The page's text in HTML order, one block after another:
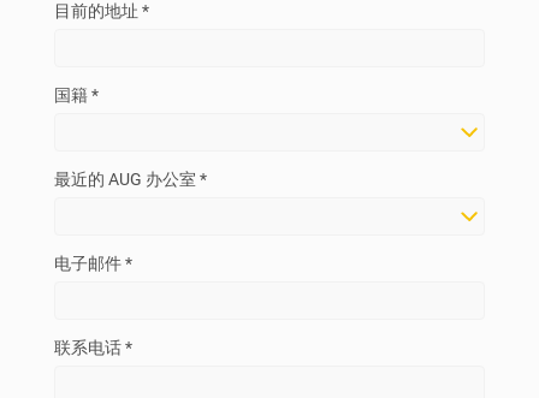
目前的地址 *
国籍 *
最近的 AUG 办公室 *
电子邮件 *
联系电话 *